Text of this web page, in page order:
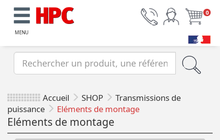
MENU
0
Accueil SHOP
Transmissions de
puissance
Eléments de montage
Eléments de montage